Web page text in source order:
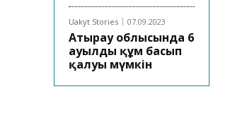
Uakyt Stories 07.09.2023
Атырау облысында 6
ауылды құм басып
қалуы мүмкін